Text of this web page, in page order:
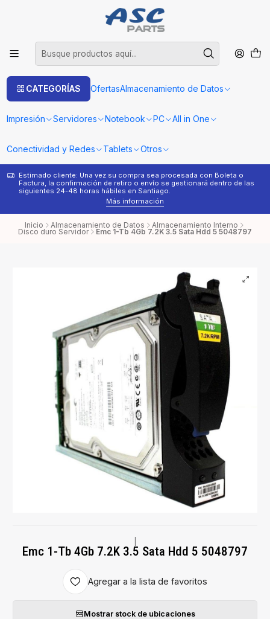
CATEGORÍAS OfertasAlmacenamiento de Datos
Impresión Servidores Notebook PC All in One
Conectividad y Redes Tablets Otros
Estimado cliente: Una vez su compra sea procesada con Boleta o
Factura, la confirmación de retiro o envío se gestionará dentro de las
siguientes 24-48 horas hábiles en Santiago.
Más información
Inicio Almacenamiento de Datos Almacenamiento Interno
Disco duro Servidor Emc 1-Tb 4Gb 7.2K 3.5 Sata Hdd 5 5048797
Emc 1-Tb 4Gb 7.2K 3.5 Sata Hdd 5 5048797
Agregar a la lista de favoritos
Mostrar stock de ubicaciones